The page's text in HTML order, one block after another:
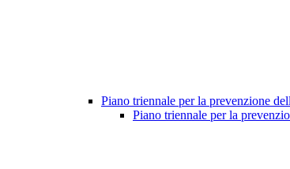
Piano triennale per la prevenzione
Piano triennale per la